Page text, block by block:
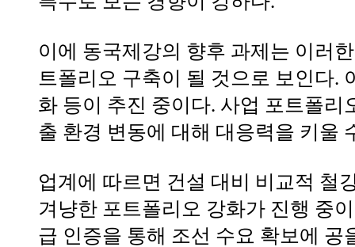
이에 동국제강의 향후 과제는 이러
트폴리오 구축이 될 것으로 보인다.
화 등이 추진 중이다. 사업 포트폴리
출 환경 변동에 대해 대응력을 키울
업계에 따르면 건설 대비 비교적 철
겨냥한 포트폴리오 강화가 진행 중
급 인증을 통해 조선 수요 확보에 공